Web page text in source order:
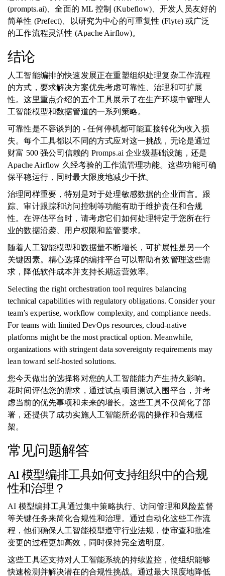
(prompts.ai)、全面的 ML 控制 (Kubeflow)、开发人员友好的
简单性 (Prefect)、以研究为中心的可重复性 (Flyte) 或广泛
的工作流程灵活性 (Apache Airflow)。
结论
人工智能编排的快速发展正在重塑组织处理复杂工作流程
的方式，要求解决方案优先考虑可靠性、治理和可扩展
性。这里重点介绍的五个工具展示了在生产环境中管理人
工智能模型和数据管道的一系列策略。
可靠性是不容谈判的 - 任何停机都可能直接转化为收入损
失。每个工具都以不同的方式应对这一挑战，无论是通过
财富 500 强公司信赖的 Promps.ai 企业级基础设施，还是
Apache Airflow 久经考验的工作流管理功能。这些功能可确
保平稳运行，同时最大限度地减少干扰。
治理同样重要，特别是对于处理敏感数据的企业而言。跟
踪、审计跟踪和访问控制等功能有助于维护责任和合规
性。在评估平台时，请考虑它们如何处理特定于您所在行
业的数据沿袭、用户权限和监管要求。
随着人工智能模型和数据量不断增长，可扩展性是另一个
关键因素。精心选择的编排平台可以帮助有效管理这些需
求，降低软件成本并支持长期运营效率。
Selecting the right orchestration tool requires balancing
technical capabilities with regulatory obligations. Consider your
team’s expertise, workflow complexity, and compliance needs.
For teams with limited DevOps resources, cloud-native
platforms might be the most practical option. Meanwhile,
organizations with stringent data sovereignty requirements may
lean toward self-hosted solutions.
您今天做出的选择将对您的人工智能能力产生持久影响。
花时间评估您的需求，通过试点项目测试入围平台，并考
虑当前的优先事项和未来的增长。这些工具不仅简化了部
署，还提供了成功实施人工智能所必需的操作和合规框
架。
常见问题解答
AI 模型编排工具如何支持组织中的合规
性和治理？
AI 模型编排工具通过集中策略执行、访问管理和风险监督
等关键任务来简化合规性和治理。通过自动化这些工作流
程，他们确保人工智能模型遵守行业法规，使审查和批准
变更的过程更加高效，同时保持完全透明度。
这些工具还支持对人工智能系统的持续监控，使组织能够
快速检测并解决潜在的合规性挑战。通过最大限度地降低